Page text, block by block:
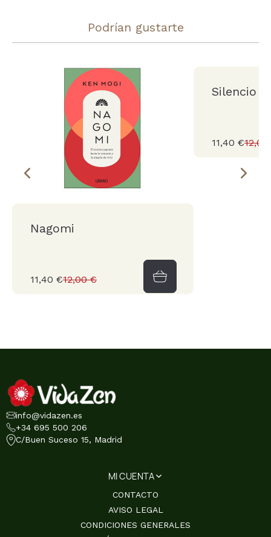
Podrían gustarte
Nagomi
11,40 €12,00 €
Silencio
11,40 €
info@vidazen.es
+34 695 500 206
C/Buen Suceso 15, Madrid
MI CUENTA
CONTACTO
AVISO LEGAL
CONDICIONES GENERALES